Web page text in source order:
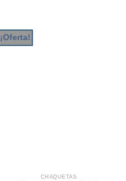
¡Oferta!
CHAQUETAS